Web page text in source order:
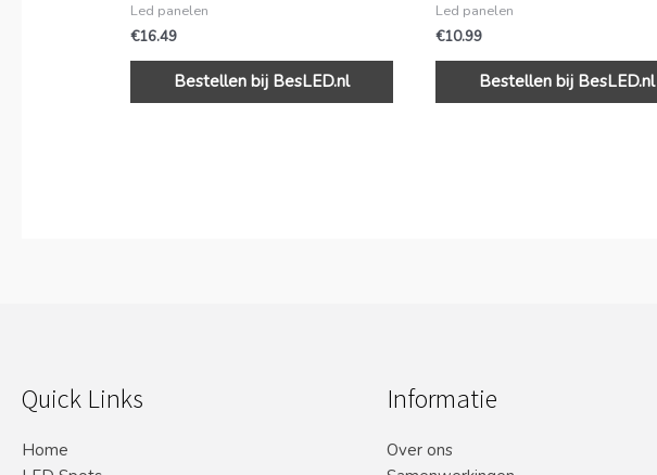
Led panelen
€16.49
Bestellen bij BesLED.nl
Led panelen
€10.99
Bestellen bij BesLED.nl
Quick Links
Home
Informatie
Over ons